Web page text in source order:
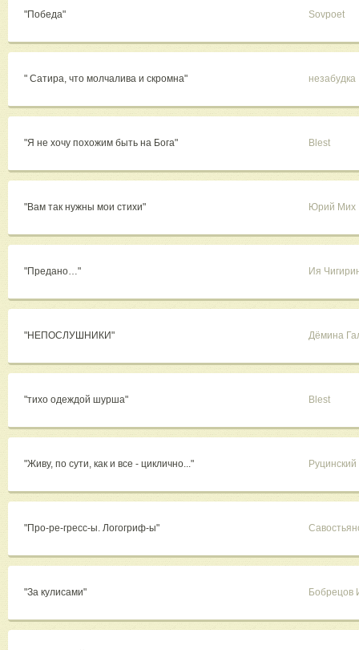
"Победа" Sovpoet
" Сатира, что молчалива и скромна" незабудка
"Я не хочу похожим быть на Бога" Blest
"Вам так нужны мои стихи" Юрий Мих
"Предано…" Ия
"НЕПОСЛУШНИКИ" Дёмина
"тихо одеждой шурша" Blest
"Живу, по сути, как и все - циклично..." Руцинский
"Про-ре-гресс-ы. Логогриф-ы"
"За кулисами" Бобрецов